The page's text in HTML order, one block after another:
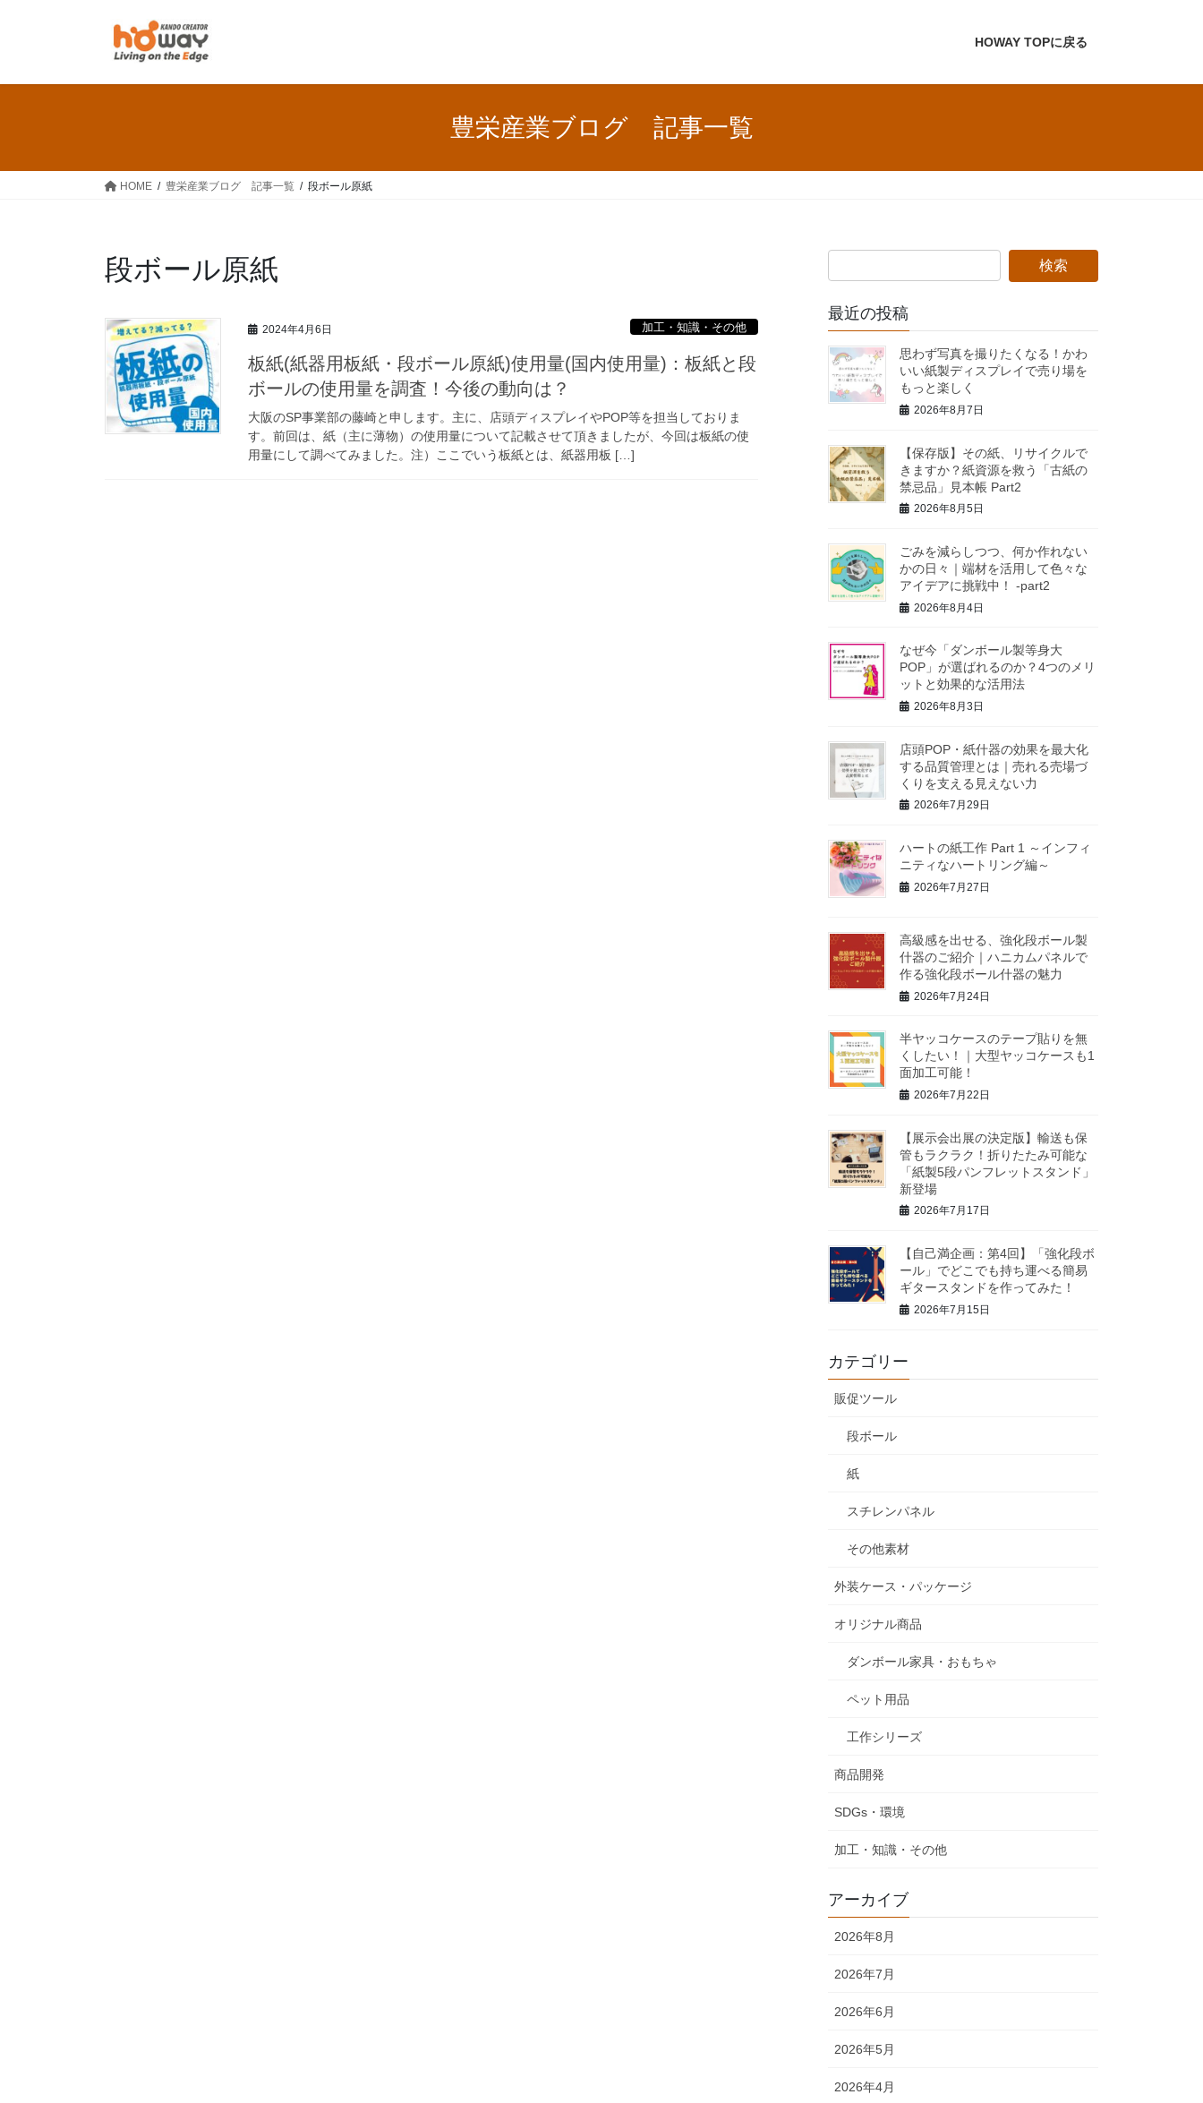
HOWAY TOPに戻る
豊栄産業ブログ 記事一覧
HOME 豊栄産業ブログ 記事一覧 段ボール原紙
段ボール原紙
2024年4月6日 加工・知識・その他
板紙(紙器用板紙・段ボール原紙)使用量(国内使用量)：板紙と段
ボールの使用量を調査！今後の動向は？
大阪のSP事業部の藤崎と申します。主に、店頭ディスプレイやPOP等を担当しておりま
す。前回は、紙（主に薄物）の使用量について記載させて頂きましたが、今回は板紙の使
用量にして調べてみました。注）ここでいう板紙とは、紙器用板 […]
最近の投稿
思わず写真を撮りたくなる！かわ
いい紙製ディスプレイで売り場を
もっと楽しく
2026年8月7日
【保存版】その紙、リサイクルで
きますか？紙資源を救う「古紙の
禁忌品」見本帳 Part2
2026年8月5日
ごみを減らしつつ、何か作れない
かの日々｜端材を活用して色々な
アイデアに挑戦中！ -part2
2026年8月4日
なぜ今「ダンボール製等身大
POP」が選ばれるのか？4つのメリ
ットと効果的な活用法
2026年8月3日
店頭POP・紙什器の効果を最大化
する品質管理とは｜売れる売場づ
くりを支える見えない力
2026年7月29日
ハートの紙工作 Part 1 ～インフィ
ニティなハートリング編～
2026年7月27日
高級感を出せる、強化段ボール製
什器のご紹介｜ハニカムパネルで
作る強化段ボール什器の魅力
2026年7月24日
半ヤッコケースのテープ貼りを無
くしたい！｜大型ヤッコケースも1
面加工可能！
2026年7月22日
【展示会出展の決定版】輸送も保
管もラクラク！折りたたみ可能な
「紙製5段パンフレットスタンド」
新登場
2026年7月17日
【自己満企画：第4回】「強化段ボ
ール」でどこでも持ち運べる簡易
ギタースタンドを作ってみた！
2026年7月15日
カテゴリー
販促ツール
段ボール
紙
スチレンパネル
その他素材
外装ケース・パッケージ
オリジナル商品
ダンボール家具・おもちゃ
ペット用品
工作シリーズ
商品開発
SDGs・環境
加工・知識・その他
アーカイブ
2026年8月
2026年7月
2026年6月
2026年5月
2026年4月